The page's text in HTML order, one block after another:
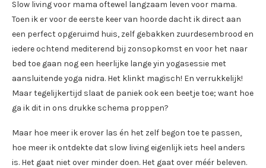
Slow living voor mama oftewel langzaam leven voor mama.
Toen ik er voor de eerste keer van hoorde dacht ik direct aan
een perfect opgeruimd huis, zelf gebakken zuurdesembrood en
iedere ochtend mediterend bij zonsopkomst en voor het naar
bed toe gaan nog een heerlijke lange yin yogasessie met
aansluitende yoga nidra. Het klinkt magisch! En verrukkelijk!
Maar tegelijkertijd slaat de paniek ook een beetje toe; want hoe
ga ik dit in ons drukke schema proppen?
Maar hoe meer ik erover las én het zelf begon toe te passen,
hoe meer ik ontdekte dat slow living eigenlijk iets heel anders
is. Het gaat niet over minder doen. Het gaat over méér beleven.